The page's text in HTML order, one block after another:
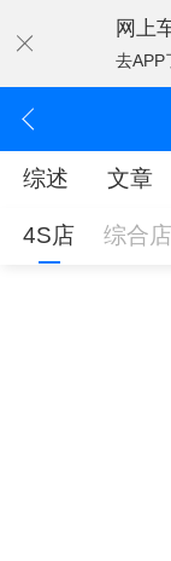
网上
去APP
综述 文章
4S店 综合店